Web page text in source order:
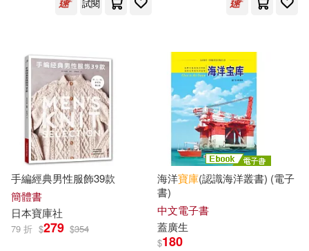
候海博(1)
全國考研西醫綜合命題研究專家組
冉諾晨(1)
創衍師(1) 劉一曼(1)
劉亞臣，齊寶庫（主編）(1)
中國商業出版社(1)
中國地圖出版社(1)
中國大百科全書出版社(1)
中國少年兒童出版社(1)
試閱
手編經典男性服飾39款
簡體書
日本寶庫社
79 折 $279 $354
海洋寶庫(認識海洋叢書) (電子
書)
中文電子書
蓋廣生
$180